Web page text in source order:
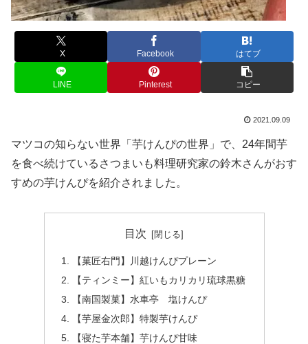
X Facebook はてブ
LINE Pinterest コピー
2021.09.09
マツコの知らない世界「芋けんぴの世界」で、24年間芋
を食べ続けているさつまいも料理研究家の鈴木さんがおす
すめの芋けんぴを紹介されました。
目次
【菓匠右門】川越けんぴプレーン
【ティンミー】紅いもカリカリ琉球黒糖
【南国製菓】水車亭 塩けんぴ
【芋屋金次郎】特製芋けんぴ
【寝た芋本舗】芋けんぴ甘味